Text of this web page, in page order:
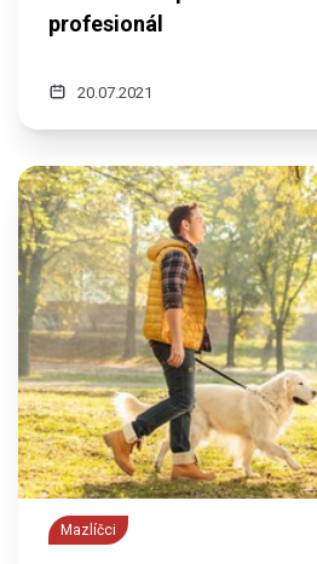
profesionál
20.07.2021
Mazlíčci